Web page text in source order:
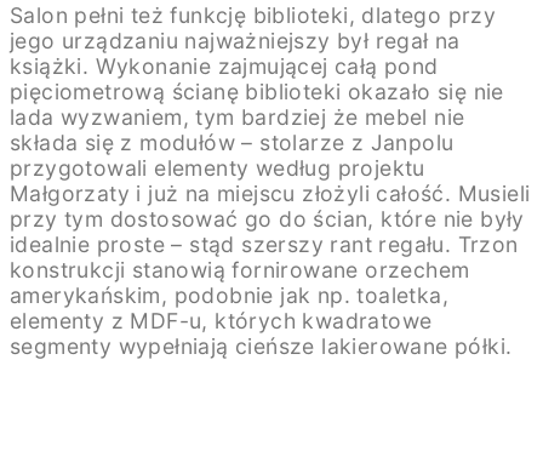
Salon pełni też funkcję biblioteki, dlatego przy
jego urządzaniu najważniejszy był regał na
książki. Wykonanie zajmującej całą pond
pięciometrową ścianę biblioteki okazało się nie
lada wyzwaniem, tym bardziej że mebel nie
składa się z modułów – stolarze z Janpolu
przygotowali elementy według projektu
Małgorzaty i już na miejscu złożyli całość. Musieli
przy tym dostosować go do ścian, które nie były
idealnie proste – stąd szerszy rant regału. Trzon
konstrukcji stanowią fornirowane orzechem
amerykańskim, podobnie jak np. toaletka,
elementy z MDF-u, których kwadratowe
segmenty wypełniają cieńsze lakierowane półki.